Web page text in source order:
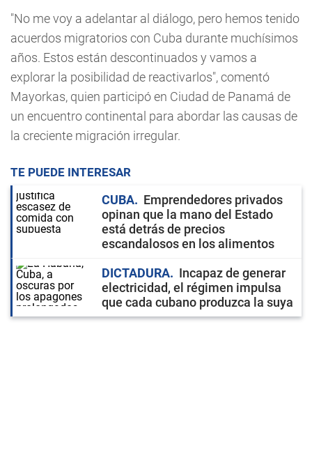
"No me voy a adelantar al diálogo, pero hemos tenido
acuerdos migratorios con Cuba durante muchísimos
años. Estos están descontinuados y vamos a
explorar la posibilidad de reactivarlos", comentó
Mayorkas, quien participó en Ciudad de Panamá de
un encuentro continental para abordar las causas de
la creciente migración irregular.
TE PUEDE INTERESAR
CUBA
Emprendedores privados
opinan que la mano del Estado
está detrás de precios
escandalosos en los alimentos
DICTADURA
Incapaz de generar
electricidad, el régimen impulsa
que cada cubano produzca la suya